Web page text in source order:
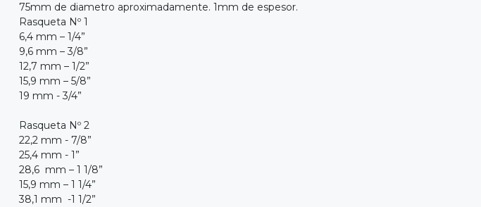
75mm de diametro aproximadamente. 1mm de espesor.
Rasqueta Nº 1
6,4 mm – 1/4”
9,6 mm – 3/8”
12,7 mm – 1/2”
15,9 mm – 5/8”
19 mm - 3/4”
Rasqueta Nº 2
22,2 mm - 7/8”
25,4 mm - 1”
28,6 mm – 1 1/8”
15,9 mm – 1 1/4”
38,1 mm -1 1/2”